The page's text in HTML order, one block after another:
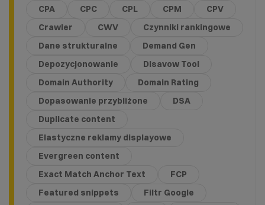
CPA
CPC CPL CPM
CPV
Crawler
CWV
Czynniki rankingowe
Dane strukturalne
Demand Gen
Depozycjonowanie
Disavow Tool
Domain Authority
Domain Rating
Dopasowanie przybliżone
DSA
Duplicate content
Elastyczne reklamy displayowe
Evergreen content
Exact Match Anchor Text
FCP
Featured snippets
Filtr Google